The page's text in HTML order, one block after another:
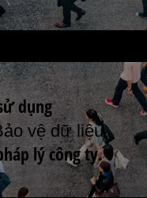
dụng
vệ dữ liệu.
lý công ty.